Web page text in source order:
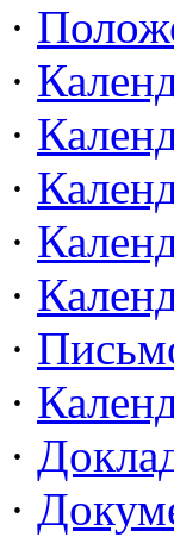
·
·
·
·
·
·
·
·
·
·